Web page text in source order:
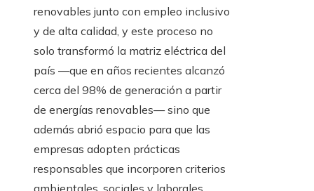
renovables junto con empleo inclusivo
y de alta calidad, y este proceso no
solo transformó la matriz eléctrica del
país —que en años recientes alcanzó
cerca del 98% de generación a partir
de energías renovables— sino que
además abrió espacio para que las
empresas adopten prácticas
responsables que incorporen criterios